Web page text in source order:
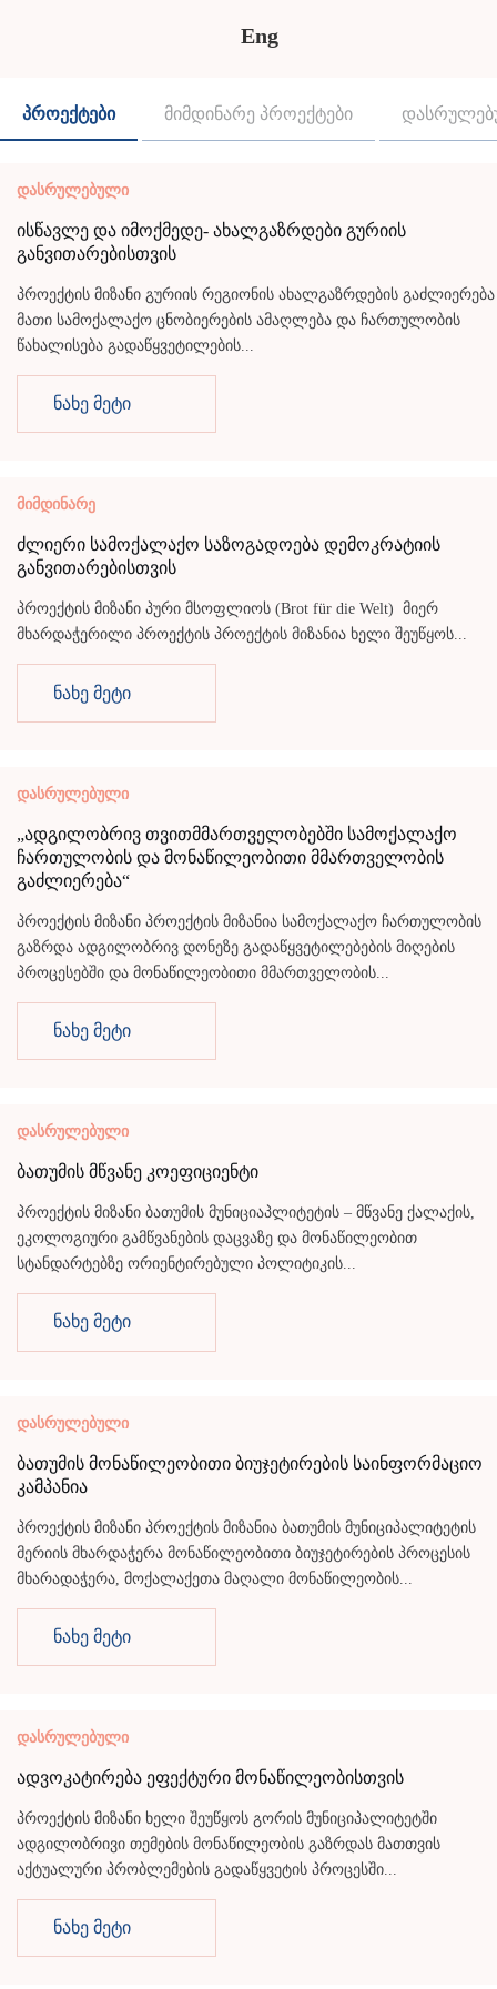
Eng
პროექტები მიმდინარე პროექტები
დასრულებული
ისწავლე და იმოქმედე- ახალგაზრდები გურიის
განვითარებისთვის
პროექტის მიზანი გურიის რეგიონის ახალგაზრდების გაძლიერება
მათი სამოქალაქო ცნობიერების ამაღლება და ჩართულობის
წახალისება გადაწყვეტილების...
ნახე მეტი
მიმდინარე
ძლიერი სამოქალაქო საზოგადოება დემოკრატიის
განვითარებისთვის
პროექტის მიზანი პური მსოფლიოს (Brot für die Welt) მიერ
მხარდაჭერილი პროექტის პროექტის მიზანია ხელი შეუწყოს...
ნახე მეტი
დასრულებული
„ადგილობრივ თვითმმართველობებში სამოქალაქო
ჩართულობის და მონაწილეობითი მმართველობის
გაძლიერება“
პროექტის მიზანი პროექტის მიზანია სამოქალაქო ჩართულობის
გაზრდა ადგილობრივ დონეზე გადაწყვეტილებების მიღების
პროცესებში და მონაწილეობითი მმართველობის...
ნახე მეტი
დასრულებული
ბათუმის მწვანე კოეფიციენტი
პროექტის მიზანი ბათუმის მუნიციაპლიტეტის – მწვანე ქალაქის,
ეკოლოგიური გამწვანების დაცვაზე და მონაწილეობით
სტანდარტებზე ორიენტირებული პოლიტიკის...
ნახე მეტი
დასრულებული
ბათუმის მონაწილეობითი ბიუჯეტირების საინფორმაციო
კამპანია
პროექტის მიზანი პროექტის მიზანია ბათუმის მუნიციპალიტეტის
მერიის მხარდაჭერა მონაწილეობითი ბიუჯეტირების პროცესის
მხარადაჭერა, მოქალაქეთა მაღალი მონაწილეობის...
ნახე მეტი
დასრულებული
ადვოკატირება ეფექტური მონაწილეობისთვის
პროექტის მიზანი ხელი შეუწყოს გორის მუნიციპალიტეტში
ადგილობრივი თემების მონაწილეობის გაზრდას მათთვის
აქტუალური პრობლემების გადაწყვეტის პროცესში...
ნახე მეტი